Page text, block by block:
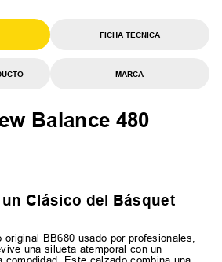
FICHA TECNICA
MARCA
Balance 480
Clásico del Básquet
original BB680 usado por profesionales,
una silueta atemporal con un